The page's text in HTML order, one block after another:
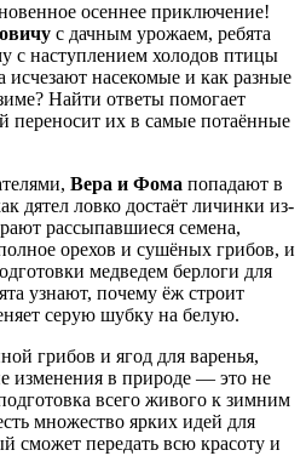
осеннее приключение!
с дачным урожаем, ребята
с наступлением холодов птицы
исчезают насекомые и как разные
Найти ответы помогает
переносит их в самые потаённые
Вера и Фома попадают в
дятел ловко достаёт личинки из-
рассыпавшиеся семена,
орехов и сушёных грибов, и
медведем берлоги для
узнают, почему ёж строит
серую шубку на белую.
грибов и ягод для варенья,
изменения в природе — это не
всего живого к зимним
множество ярких идей для
сможет передать всю красоту и